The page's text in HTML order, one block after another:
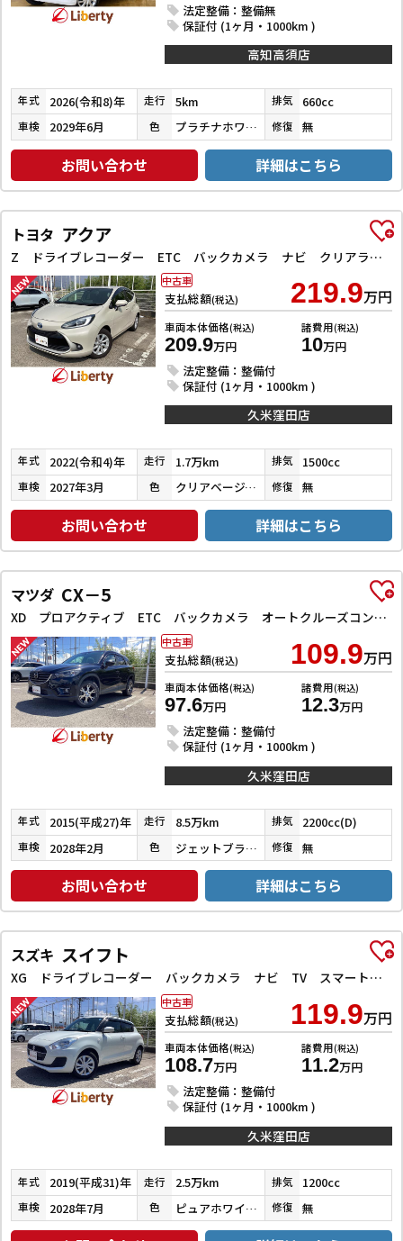
法定整備：整備無
保証付 (1ヶ月・1000km )
高知高須店
年式 2026(令和8)年 走行 5km 排気 660cc
車検 2029年6月 色 プラチナホワイトパール 修復 無
お問い合わせ 詳細はこちら
トヨタ アクア
Z ドライブレコーダー ETC バックカメラ ナビ クリアランスソナー オートクルーズコントロール レーンアシスト 衝突被害軽減システム アルミホイール LEDヘッドランプ スマートキー 電動格納ミラー
支払総額(税込) 219.9万円
車両本体価格(税込)
209.9万円
諸費用(税込)
10万円
法定整備：整備付
保証付 (1ヶ月・1000km )
中古車
久米窪田店
年式 2022(令和4)年 走行 1.7万km 排気 1500cc
車検 2027年3月 色 クリアベージュメタリック 修復 無
お問い合わせ 詳細はこちら
マツダ CX－5
XD プロアクティブ ETC バックカメラ オートクルーズコントロール レーンアシスト 衝突被害軽減システム ナビ オートライト LEDヘッドランプ アルミホイール スマートキー アイドリングストップ 電動格納ミラー AT
支払総額(税込) 109.9万円
車両本体価格(税込)
97.6万円
諸費用(税込)
12.3万円
法定整備：整備付
保証付 (1ヶ月・1000km )
中古車
久米窪田店
年式 2015(平成27)年 走行 8.5万km 排気 2200cc(D)
車検 2028年2月 色 ジェットブラックマイカ 修復 無
お問い合わせ 詳細はこちら
スズキ スイフト
XG ドライブレコーダー バックカメラ ナビ TV スマートキー 電動格納ミラー シートヒーター CVT 盗難防止システム 衝突安全ボディ ABS ESC CD Bluetooth エアコン
支払総額(税込) 119.9万円
車両本体価格(税込)
108.7万円
諸費用(税込)
11.2万円
法定整備：整備付
保証付 (1ヶ月・1000km )
中古車
久米窪田店
年式 2019(平成31)年 走行 2.5万km 排気 1200cc
車検 2028年7月 色 ピュアホワイトパール 修復 無